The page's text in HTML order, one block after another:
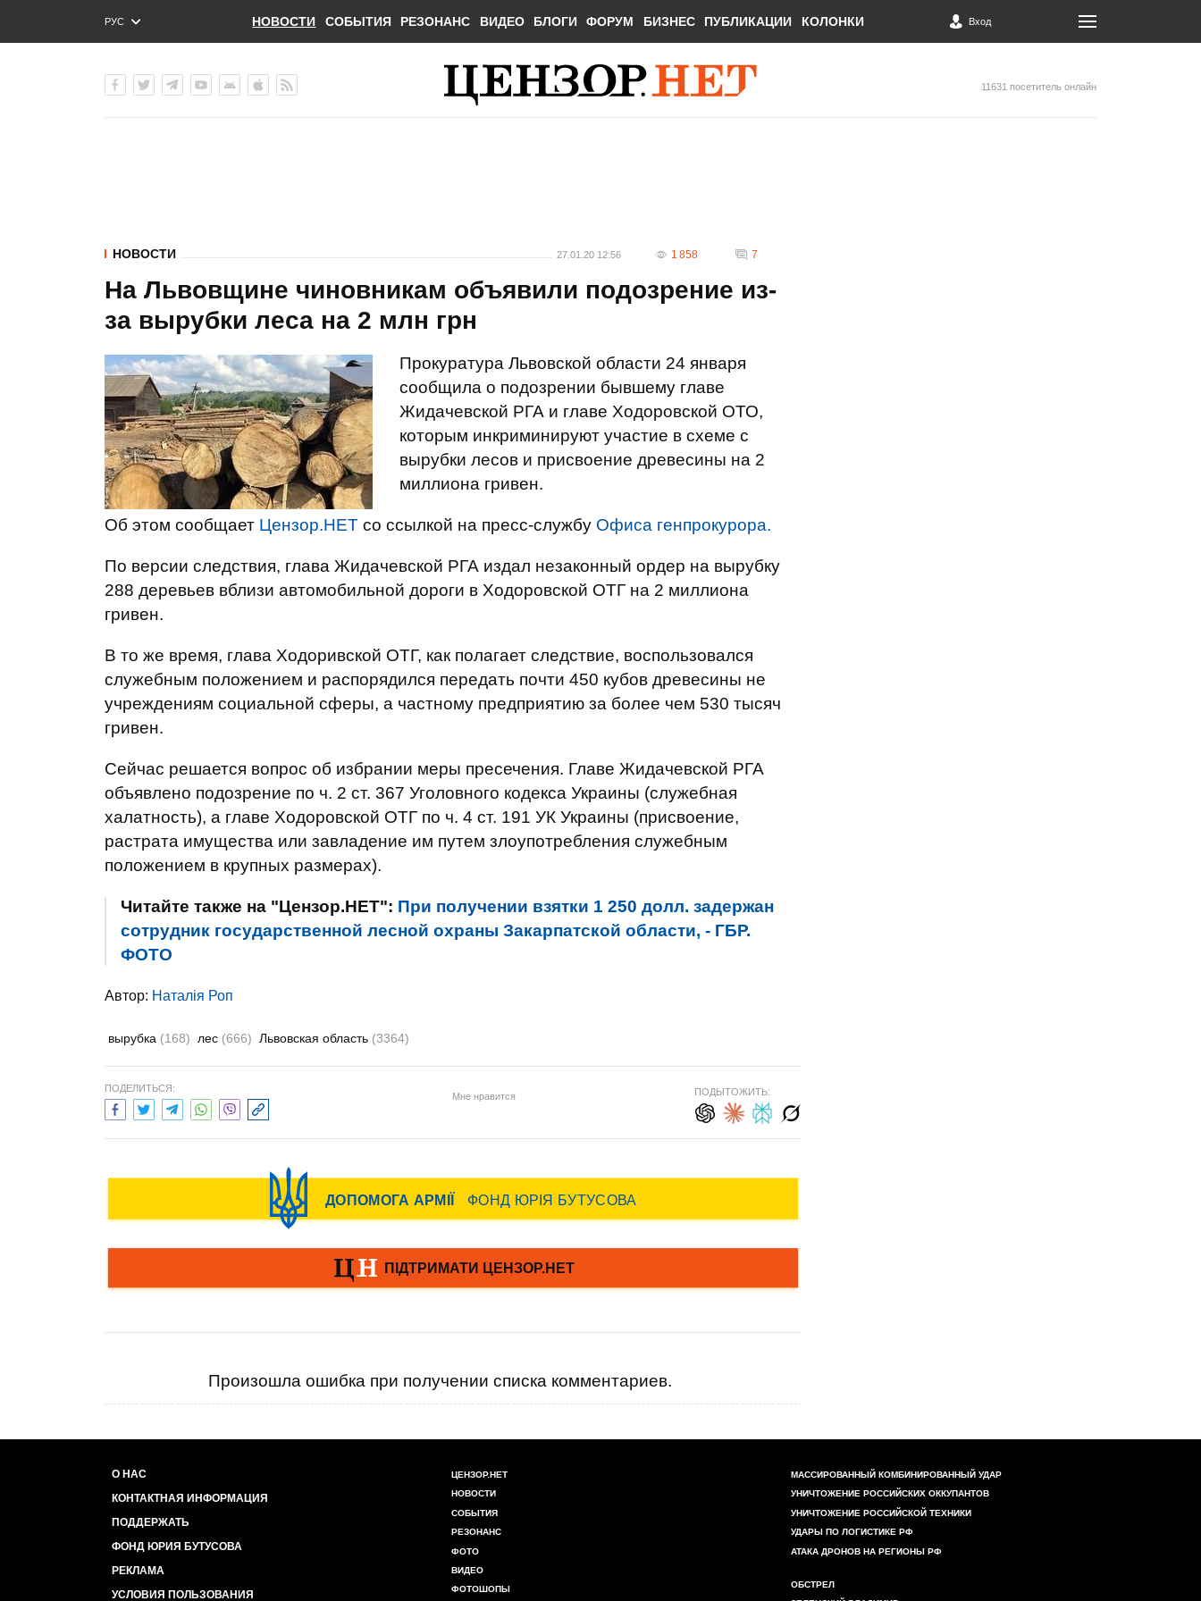
РУС
ENG
НОВОСТИ СОБЫТИЯ РЕЗОНАНС ВИДЕО БЛОГИ ФОРУМ БИЗНЕС ПУБЛИКАЦИИ КОЛОНКИ Вход
11631 посетитель онлайн
НОВОСТИ 27.01.20 12:56 1 858 7
На Львовщине чиновникам объявили подозрение из-
за вырубки леса на 2 млн грн
Прокуратура Львовской области 24 января
сообщила о подозрении бывшему главе
Жидачевской РГА и главе Ходоровской ОТО,
которым инкриминируют участие в схеме с
вырубки лесов и присвоение древесины на 2
миллиона гривен.
Об этом сообщает Цензор.НЕТ со ссылкой на пресс-службу Офиса генпрокурора.
По версии следствия, глава Жидачевской РГА издал незаконный ордер на вырубку
288 деревьев вблизи автомобильной дороги в Ходоровской ОТГ на 2 миллиона
гривен.
В то же время, глава Ходоривской ОТГ, как полагает следствие, воспользовался
служебным положением и распорядился передать почти 450 кубов древесины не
учреждениям социальной сферы, а частному предприятию за более чем 530 тысяч
гривен.
Сейчас решается вопрос об избрании меры пресечения. Главе Жидачевской РГА
объявлено подозрение по ч. 2 ст. 367 Уголовного кодекса Украины (служебная
халатность), а главе Ходоровской ОТГ по ч. 4 ст. 191 УК Украины (присвоение,
растрата имущества или завладение им путем злоупотребления служебным
положением в крупных размерах).
Читайте также на "Цензор.НЕТ": При получении взятки 1 250 долл. задержан
сотрудник государственной лесной охраны Закарпатской области, - ГБР.
ФОТО
Автор: Наталія Роп
вырубка (168) лес (666) Львовская область (3364)
ПОДЕЛИТЬСЯ:
Мне нравится ПОДЫТОЖИТЬ:
Произошла ошибка при получении списка комментариев.
О НАС
КОНТАКТНАЯ ИНФОРМАЦИЯ
ПОДДЕРЖАТЬ
ФОНД ЮРИЯ БУТУСОВА
РЕКЛАМА
УСЛОВИЯ ПОЛЬЗОВАНИЯ
ЦЕНЗОР.НЕТ
НОВОСТИ
СОБЫТИЯ
РЕЗОНАНС
ФОТО
ВИДЕО
ФОТОШОПЫ
МАССИРОВАННЫЙ КОМБИНИРОВАННЫЙ УДАР
УНИЧТОЖЕНИЕ РОССИЙСКИХ ОККУПАНТОВ
УНИЧТОЖЕНИЕ РОССИЙСКОЙ ТЕХНИКИ
УДАРЫ ПО ЛОГИСТИКЕ РФ
АТАКА ДРОНОВ НА РЕГИОНЫ РФ
ОБСТРЕЛ